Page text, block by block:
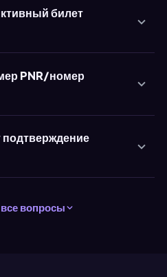
билет
PNR/номер
подтверждение
все вопросы